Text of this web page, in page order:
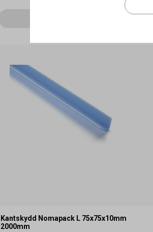
Kantskydd Nomapack L 75x75x10mm
2000mm